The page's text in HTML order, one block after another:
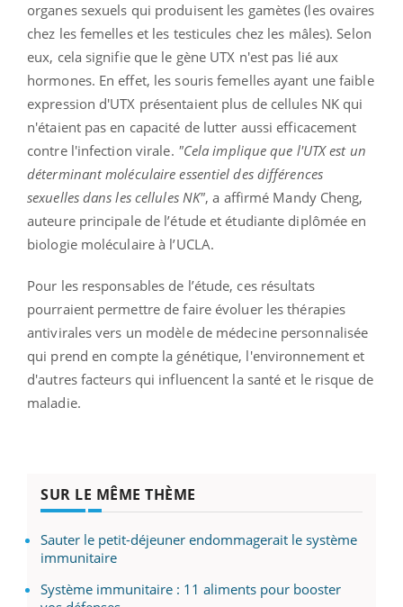
organes sexuels qui produisent les gamètes (les ovaires
chez les femelles et les testicules chez les mâles). Selon
eux, cela signifie que le gène UTX n'est pas lié aux
hormones. En effet, les souris femelles ayant une faible
expression d'UTX présentaient plus de cellules NK qui
n'étaient pas en capacité de lutter aussi efficacement
contre l'infection virale. "Cela implique que l'UTX est un
déterminant moléculaire essentiel des différences
sexuelles dans les cellules NK", a affirmé Mandy Cheng,
auteure principale de l’étude et étudiante diplômée en
biologie moléculaire à l’UCLA.
Pour les responsables de l’étude, ces résultats
pourraient permettre de faire évoluer les thérapies
antivirales vers un modèle de médecine personnalisée
qui prend en compte la génétique, l'environnement et
d'autres facteurs qui influencent la santé et le risque de
maladie.
SUR LE MÊME THÈME
Sauter le petit-déjeuner endommagerait le système
immunitaire
Système immunitaire : 11 aliments pour booster